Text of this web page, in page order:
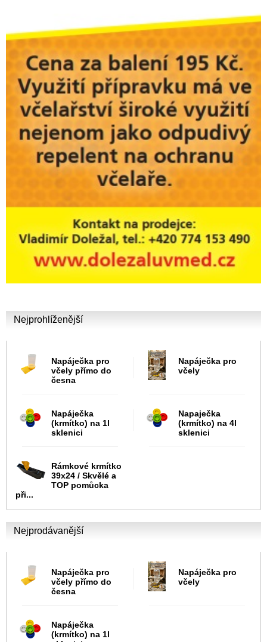
Nejprohlíženější
Napáječka pro
včely přímo do
česna
Napáječka pro
včely
Napáječka
(krmítko) na 1l
sklenici
Napaječka
(krmítko) na 4l
sklenici
Rámkové krmítko
39x24 / Skvělé a
TOP pomůcka
při...
Nejprodávanější
Napáječka pro
včely přímo do
česna
Napáječka pro
včely
Napáječka
(krmítko) na 1l